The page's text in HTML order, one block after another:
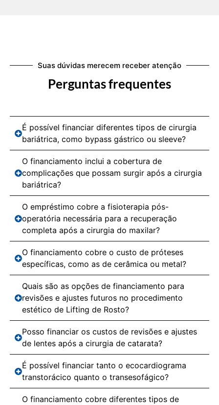
Suas dúvidas merecem receber atenção
Perguntas frequentes
É possível financiar diferentes tipos de cirurgia
bariátrica, como bypass gástrico ou sleeve?
O financiamento inclui a cobertura de
complicações que possam surgir após a cirurgia
bariátrica?
O empréstimo cobre a fisioterapia pós-
operatória necessária para a recuperação
completa após a cirurgia do maxilar?
O financiamento cobre o custo de próteses
específicas, como as de cerâmica ou metal?
Quais são as opções de financiamento para
revisões e ajustes futuros no procedimento
estético de Lifting de Rosto?
Posso financiar os custos de revisões e ajustes
de lentes após a cirurgia de catarata?
É possível financiar tanto o ecocardiograma
transtorácico quanto o transesofágico?
O financiamento cobre diferentes tipos de